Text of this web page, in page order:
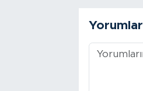
Yorumlar